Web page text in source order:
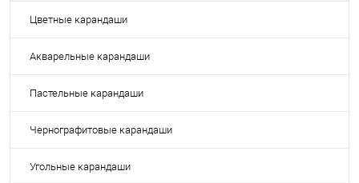
Цветные карандаши
Акварельные карандаши
Пастельные карандаши
Чернографитовые карандаши
Угольные карандаши